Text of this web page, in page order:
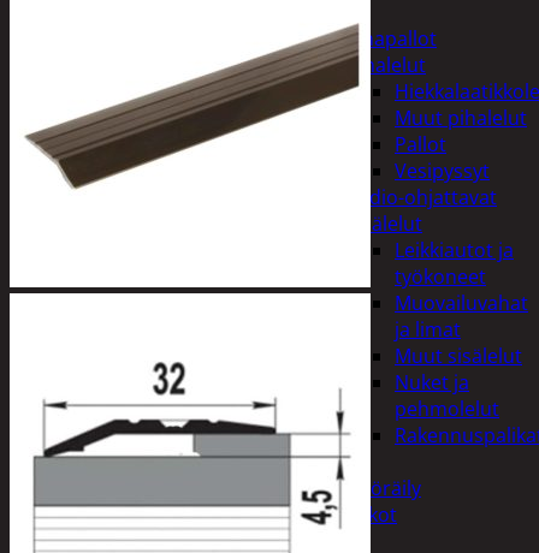
Ilmapallot
Pihalelut
Muut pihalelut
Pallot
Vesipyssyt
Radio-ohjattavat
Sisälelut
Leikkiautot ja
työkoneet
Muovailuvahat
ja limat
Muut sisälelut
Nuket ja
pehmolelut
Pelit
Polkupyöräily
Lukot